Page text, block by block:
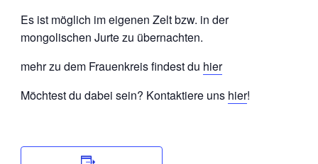
Es ist möglich im eigenen Zelt bzw. in der
mongolischen Jurte zu übernachten.
mehr zu dem Frauenkreis findest du hier
Möchtest du dabei sein? Kontaktiere uns hier!